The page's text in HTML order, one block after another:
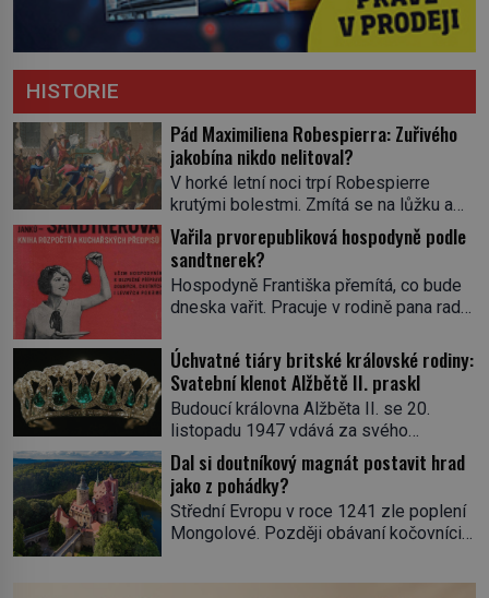
HISTORIE
Pád Maximiliena Robespierra: Zuřivého
jakobína nikdo nelitoval?
V horké letní noci trpí Robespierre
krutými bolestmi. Zmítá se na lůžku a
hlavou mu víří kolotoč myšlenek. Když
se probere z mdlob, vzpomene si na
jednu z pařížských jasnovidek, kterou
před lety navštívil. Prorokovala mu
tragický osud. Tehdy se jí vysmál.
prohlásil o něm jiný významný
francouzský revolucionář, Honoré de
Mirabeau […]
Vařila prvorepubliková hospodyně podle
sandtnerek?
Hospodyně Františka přemítá, co bude
dneska vařit. Pracuje v rodině pana rady
rychle v jedné ze „sandtnerek“.
„Zaplaťpánbůh, že už nemusíme chodit
s lístky,“ povzdechne si směrem ke
služce, kterou má v kuchyni k ruce.
Ještě v prvních letech nové republiky
fungoval kvůli nedostatku zboží
přídělový systém. […]
Úchvatné tiáry britské královské rodiny:
Svatební klenot Alžbětě II. praskl
Budoucí královna Alžběta II. se 20.
listopadu 1947 vdává za svého
vyvoleného Filipa Mountbattena. Aby
měla na obřad ve Westminsteru podle
tradice „něco vypůjčeného“, její matka jí
věnuje jedinečný šperk ze své
soukromé kolekce – diamantovou tiáru
tiára,“ zhodnotil klenot britský politik Sir
Dal si doutníkový magnát postavit hrad
jako z pohádky?
Střední Evropu v roce 1241 zle poplení
Mongolové. Později obávaní kočovníci